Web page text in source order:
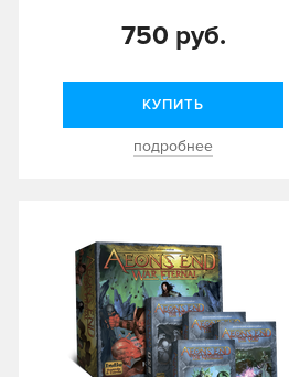
750 руб.
КУПИТЬ
подробнее